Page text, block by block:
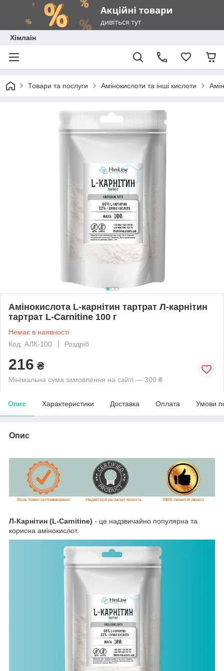
Хімлаін
Товари та послуги Амінокислоти та інші кислоти
Амінокислота L-карнітин тартрат Л-карнітин
тартрат L-Carnitine 100 г
Немає в наявності
Код: АЛК-100
Роздріб
216 ₴
Мінімальна сума замовлення на сайті — 300 ₴
Опис Характеристики Доставка Оплата Умови
Опис
Л-Карнітин (L-Carnitine) - це надзвичайно популярна та
корисна амінокислот.